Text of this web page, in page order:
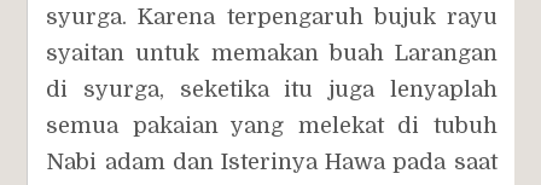
syurga. Karena terpengaruh bujuk rayu
syaitan untuk memakan buah Larangan
di syurga, seketika itu juga lenyaplah
semua pakaian yang melekat di tubuh
Nabi adam dan Isterinya Hawa pada saat